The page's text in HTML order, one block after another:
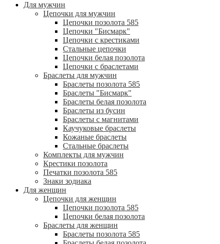
Для мужчин
Цепочки для мужчин
Цепочки позолота 585
Цепочки "Бисмарк"
Цепочки с крестиками
Стальные цепочки
Цепочки белая позолота
Цепочки с браслетами
Браслеты для мужчин
Браслеты позолота 585
Браслеты "Бисмарк"
Браслеты белая позолота
Браслеты из бусин
Браслеты с магнитами
Каучуковые браслеты
Кожаные браслеты
Стальные браслеты
Комплекты для мужчин
Крестики позолота
Печатки позолота 585
Знаки зодиака
Для женщин
Цепочки для женщин
Цепочки позолота 585
Цепочки белая позолота
Браслеты для женщин
Браслеты позолота 585